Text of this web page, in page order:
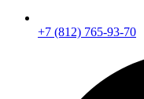
+7 (812) 765-93-70